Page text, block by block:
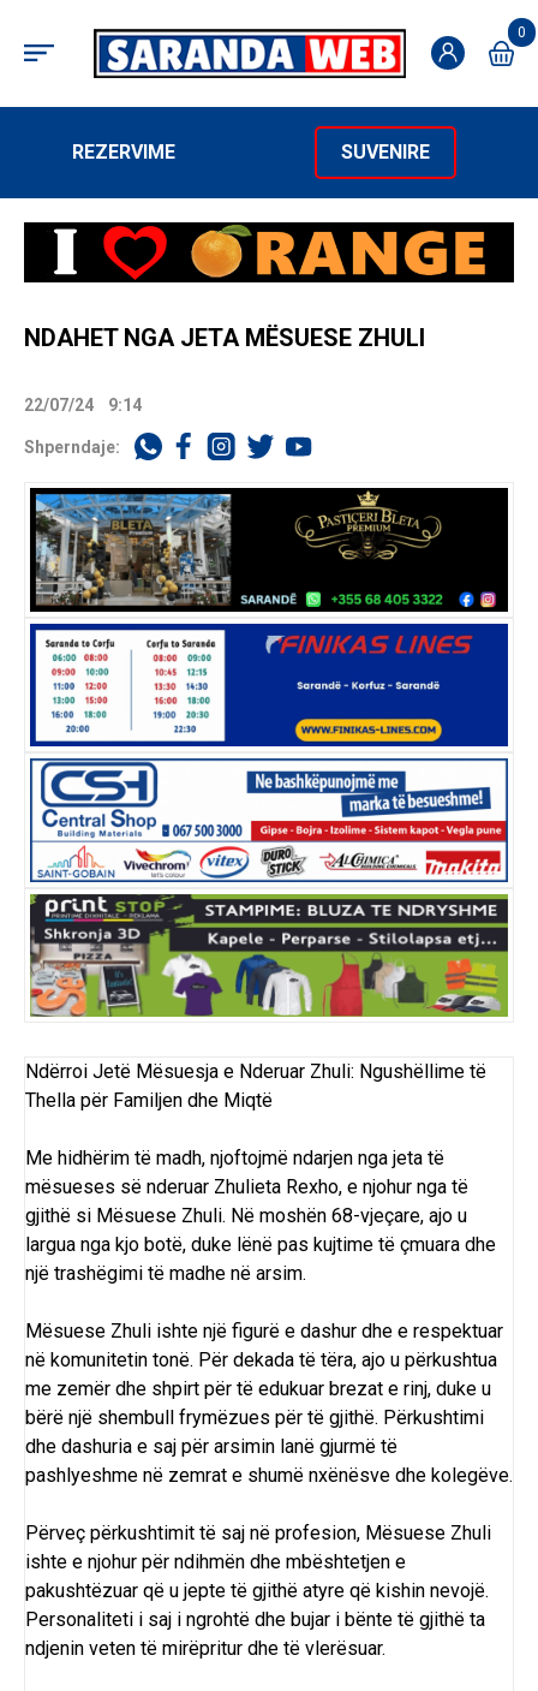
0
REZERVIME SUVENIRE
NDAHET NGA JETA MËSUESE ZHULI
22/07/24 9:14
Shperndaje:
Ndërroi Jetë Mësuesja e Nderuar Zhuli: Ngushëllime të
Thella për Familjen dhe Miqtë
Me hidhërim të madh, njoftojmë ndarjen nga jeta të
mësueses së nderuar Zhulieta Rexho, e njohur nga të
gjithë si Mësuese Zhuli. Në moshën 68-vjeçare, ajo u
largua nga kjo botë, duke lënë pas kujtime të çmuara dhe
një trashëgimi të madhe në arsim.
Mësuese Zhuli ishte një figurë e dashur dhe e respektuar
në komunitetin tonë. Për dekada të tëra, ajo u përkushtua
me zemër dhe shpirt për të edukuar brezat e rinj, duke u
bërë një shembull frymëzues për të gjithë. Përkushtimi
dhe dashuria e saj për arsimin lanë gjurmë të
pashlyeshme në zemrat e shumë nxënësve dhe kolegëve.
Përveç përkushtimit të saj në profesion, Mësuese Zhuli
ishte e njohur për ndihmën dhe mbështetjen e
pakushtëzuar që u jepte të gjithë atyre që kishin nevojë.
Personaliteti i saj i ngrohtë dhe bujar i bënte të gjithë ta
ndjenin veten të mirëpritur dhe të vlerësuar.